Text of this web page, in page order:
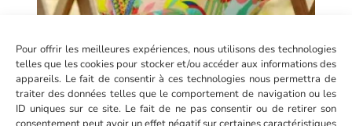
Pour offrir les meilleures expériences, nous utilisons des technologies
telles que les cookies pour stocker et/ou accéder aux informations des
appareils. Le fait de consentir à ces technologies nous permettra de
traiter des données telles que le comportement de navigation ou les
ID uniques sur ce site. Le fait de ne pas consentir ou de retirer son